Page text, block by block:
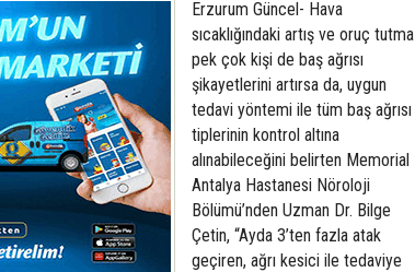
Erzurum Güncel- Hava
sıcaklığındaki artış ve oruç tutma
pek çok kişi de baş ağrısı
şikayetlerini artırsa da, uygun
tedavi yöntemi ile tüm baş ağrısı
tiplerinin kontrol altına
alınabileceğini belirten Memorial
Antalya Hastanesi Nöroloji
Bölümü’nden Uzman Dr. Bilge
Çetin, “Ayda 3’ten fazla atak
geçiren, ağrı kesici ile tedaviye